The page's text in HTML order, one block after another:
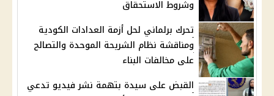
وشروط الاستحقاق
تحرك برلماني لحل أزمة العدادات الكودية
ومناقشة نظام الشريحة الموحدة والتصالح
على مخالفات البناء
القبض على سيدة بتهمة نشر فيديو تدعي